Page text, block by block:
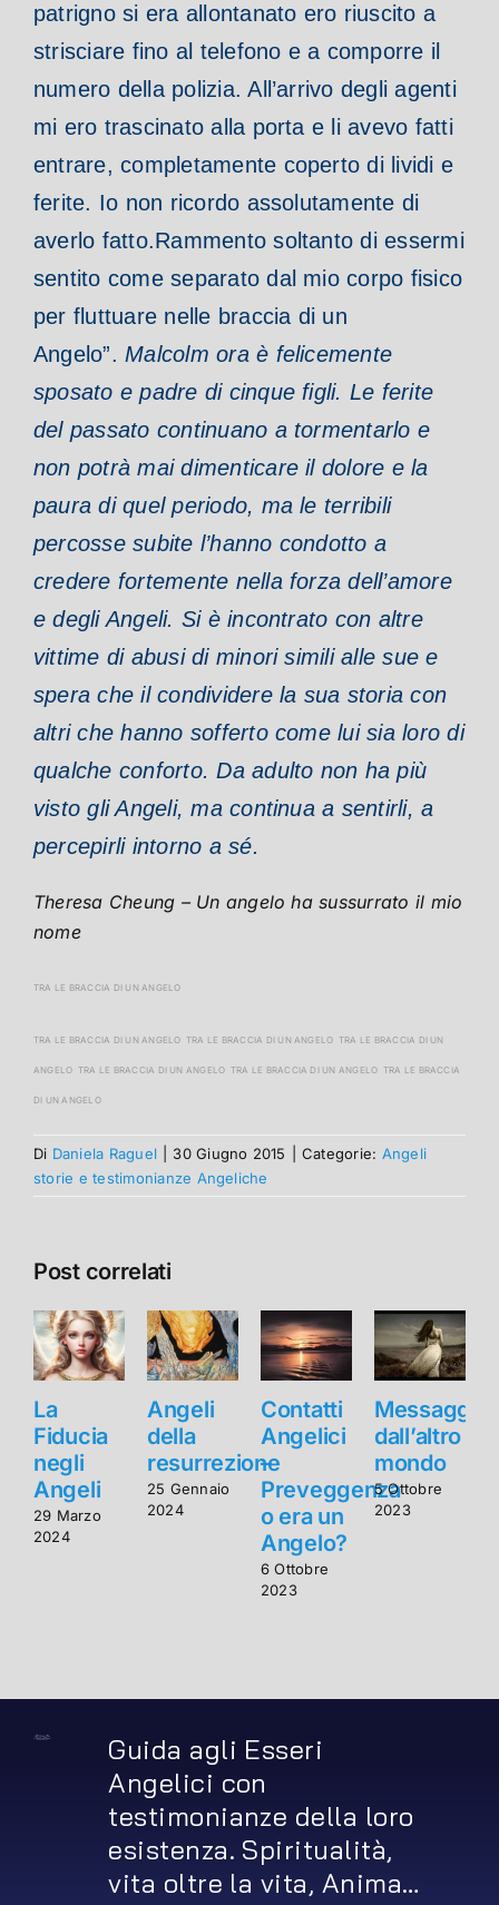
patrigno si era allontanato ero riuscito a
strisciare fino al telefono e a comporre il
numero della polizia. All’arrivo degli agenti
mi ero trascinato alla porta e li avevo fatti
entrare, completamente coperto di lividi e
ferite. Io non ricordo assolutamente di
averlo fatto.Rammento soltanto di essermi
sentito come separato dal mio corpo fisico
per fluttuare nelle braccia di un
Angelo”.Malcolm ora è felicemente
sposato e padre di cinque figli. Le ferite
del passato continuano a tormentarlo e
non potrà mai dimenticare il dolore e la
paura di quel periodo, ma le terribili
percosse subite l’hanno condotto a
credere fortemente nella forza dell’amore
e degli Angeli. Si è incontrato con altre
vittime di abusi di minori simili alle sue e
spera che il condividere la sua storia con
altri che hanno sofferto come lui sia loro di
qualche conforto. Da adulto non ha più
visto gli Angeli, ma continua a sentirli, a
percepirli intorno a sé.
Theresa Cheung – Un angelo ha sussurrato il mio
nome
TRA LE BRACCIA DI UN ANGELO
TRA LE BRACCIA DI UN ANGELO TRA LE BRACCIA DI UN ANGELO TRA LE BRACCIA DI UN
ANGELO TRA LE BRACCIA DI UN ANGELO TRA LE BRACCIA DI UN ANGELO TRA LE BRACCIA
DI UN ANGELO
Di Daniela Raguel 30 Giugno 2015 Categorie: Angeli
storie e testimonianze Angeliche
Post correlati
La
Fiducia
negli
Angeli
29 Marzo
2024
Angeli
della
resurrezione
25 Gennaio
2024
Contatti
Angelici
–
Preveggenza
o era un
Angelo?
6 Ottobre
2023
Messaggi
dall’altro
mondo
5 Ottobre
2023
Guida agli Esseri
Angelici con
testimonianze della loro
esistenza. Spiritualità,
vita oltre la vita, Anima…